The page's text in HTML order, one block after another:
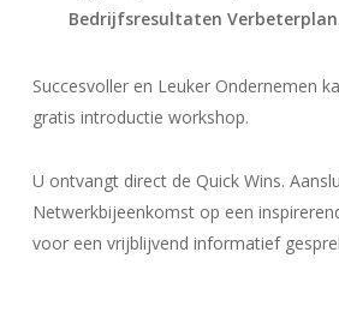
Bedrijfsresultaten Verbeterplan
Succesvoller en Leuker Ondernemen
gratis introductie workshop.
U ontvangt direct de Quick Wins.
Netwerkbijeenkomst op een
voor een vrijblijvend informatief